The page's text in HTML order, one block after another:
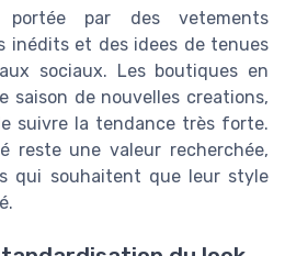
portée par des vetements
inédits et des idees de tenues
sociaux. Les boutiques en
saison de nouvelles creations,
suivre la tendance très forte.
reste une valeur recherchée,
qui souhaitent que leur style